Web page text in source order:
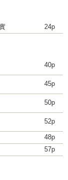
24p
40p
45p
50p
52p
48p
57p